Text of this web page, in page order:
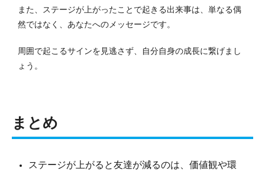
また、ステージが上がったことで起きる出来事は、単なる偶
然ではなく、あなたへのメッセージです。
周囲で起こるサインを見逃さず、自分自身の成長に繋げまし
ょう。
まとめ
ステージが上がると友達が減るのは、価値観や環